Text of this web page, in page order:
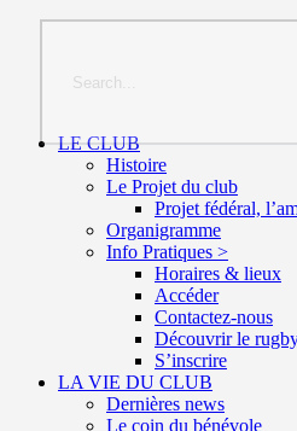
LE CLUB
Histoire
Le Projet du club
Projet fédéral,
Organigramme
Info Pratiques >
Horaires & lieux
Accéder
Contactez-nous
Découvrir le
S’inscrire
LA VIE DU CLUB
Dernières news
Le coin du bénévole